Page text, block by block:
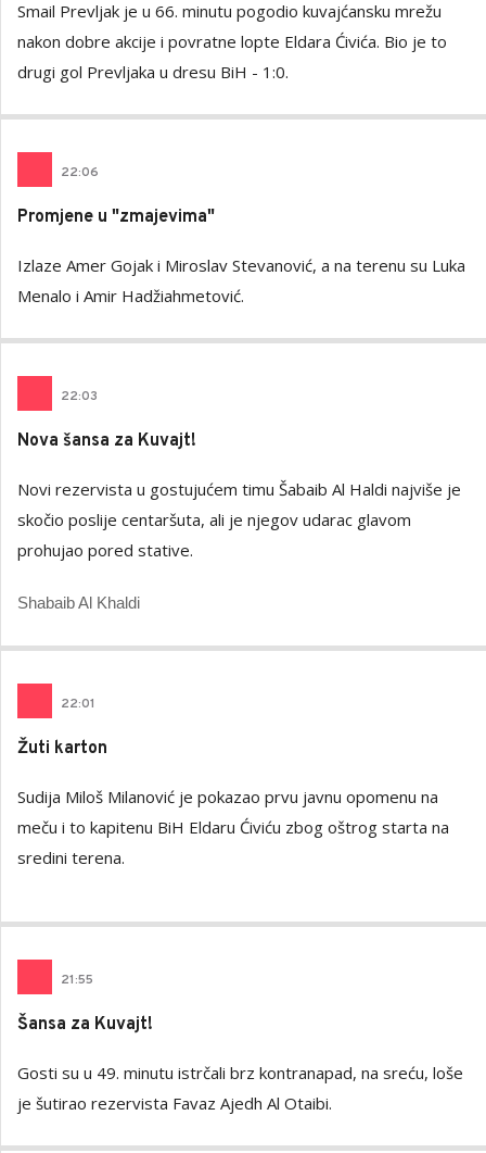
Smail Prevljak je u 66. minutu pogodio kuvajćansku mrežu
nakon dobre akcije i povratne lopte Eldara Ćivića. Bio je to
drugi gol Prevljaka u dresu BiH - 1:0.
22:06
Promjene u "zmajevima"
Izlaze Amer Gojak i Miroslav Stevanović, a na terenu su Luka
Menalo i Amir Hadžiahmetović.
22:03
Nova šansa za Kuvajt!
Novi rezervista u gostujućem timu Šabaib Al Haldi najviše je
skočio poslije centaršuta, ali je njegov udarac glavom
prohujao pored stative.
Shabaib Al Khaldi
22:01
Žuti karton
Sudija Miloš Milanović je pokazao prvu javnu opomenu na
meču i to kapitenu BiH Eldaru Ćiviću zbog oštrog starta na
sredini terena.
21:55
Šansa za Kuvajt!
Gosti su u 49. minutu istrčali brz kontranapad, na sreću, loše
je šutirao rezervista Favaz Ajedh Al Otaibi.